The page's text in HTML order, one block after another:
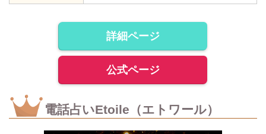
詳細ページ
公式ページ
電話占いEtoile（エトワール）